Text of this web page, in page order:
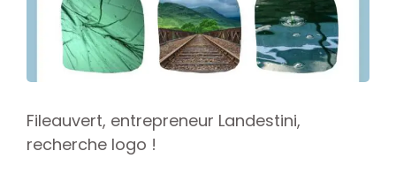
Fileauvert, entrepreneur Landestini,
recherche logo !